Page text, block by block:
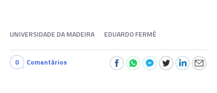
UNIVERSIDADE DA MADEIRA EDUARDO FERMÉ
0 Comentários